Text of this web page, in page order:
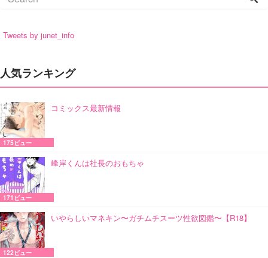
Tweets by junet_info
人気ランキング
コミックス最新情報
175ビュー
峰岸くんは社長のおもちゃ
171ビュー
いやらしいマネキン〜ガチムチスーツ性欲図鑑〜【R18】
122ビュー